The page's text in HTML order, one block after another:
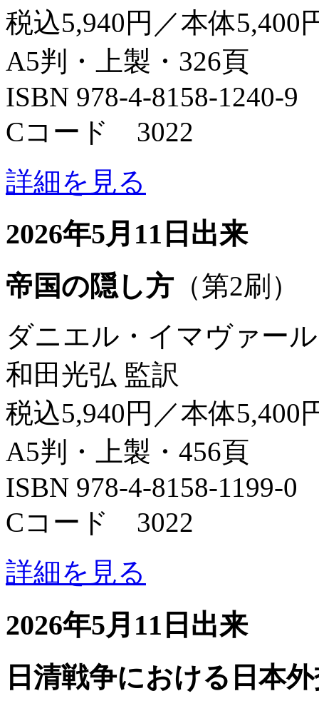
税込5,940円／本体5,400
A5判・上製・326頁
ISBN 978-4-8158-1240-9
Cコード 3022
詳細を見る
2026年5月11日出来
帝国の隠し方 （第2刷）
ダニエル・イマヴァー
和田光弘 監訳
税込5,940円／本体5,400
A5判・上製・456頁
ISBN 978-4-8158-1199-0
Cコード 3022
詳細を見る
2026年5月11日出来
日清戦争における日本